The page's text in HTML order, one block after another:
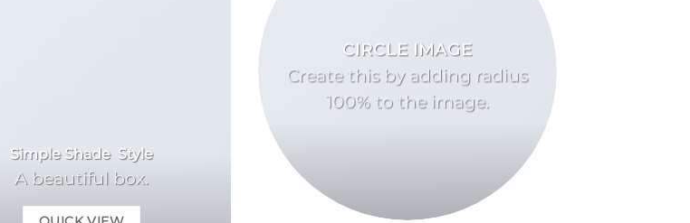
Simple Shade Style
A beautiful box.
CIRCLE IMAGE
Create this by adding radius
100% to the image.